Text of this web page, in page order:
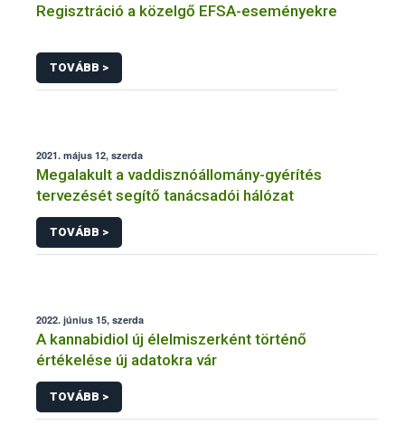
Regisztráció a közelgő EFSA-eseményekre
TOVÁBB >
2021. május 12, szerda
Megalakult a vaddisznóállomány-gyérítés
tervezését segítő tanácsadói hálózat
TOVÁBB >
2022. június 15, szerda
A kannabidiol új élelmiszerként történő
értékelése új adatokra vár
TOVÁBB >